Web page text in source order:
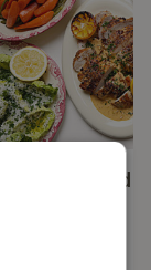
Kycklingfilé med